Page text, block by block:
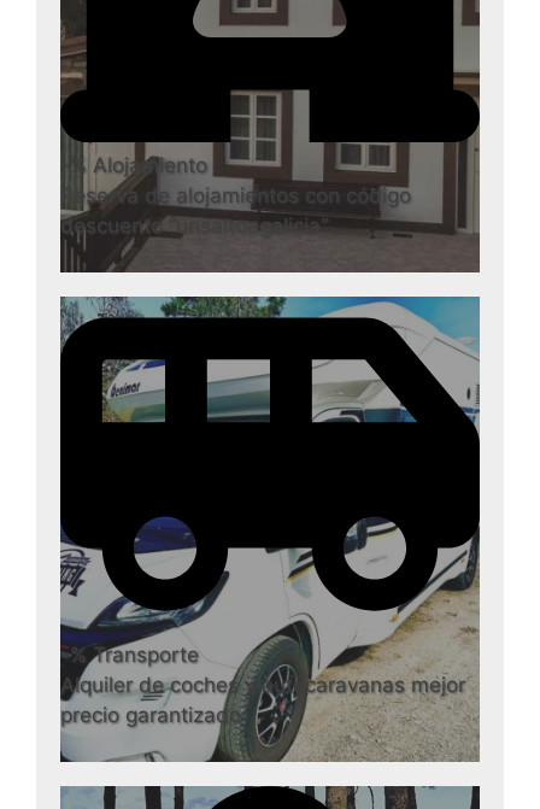
-% Alojamiento
Reserva de alojamientos con código
descuento “unsaltoagalicia”
-% Transporte
Alquiler de coches y autocaravanas mejor
precio garantizado